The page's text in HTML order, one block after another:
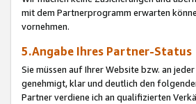
mit dem Partnerprogramm erwarten
vornehmen.
5.Angabe Ihres Partner-Status
Sie müssen auf Ihrer Website bzw. an
genehmigt, klar und deutlich den
Partner verdiene ich an qualifizierten